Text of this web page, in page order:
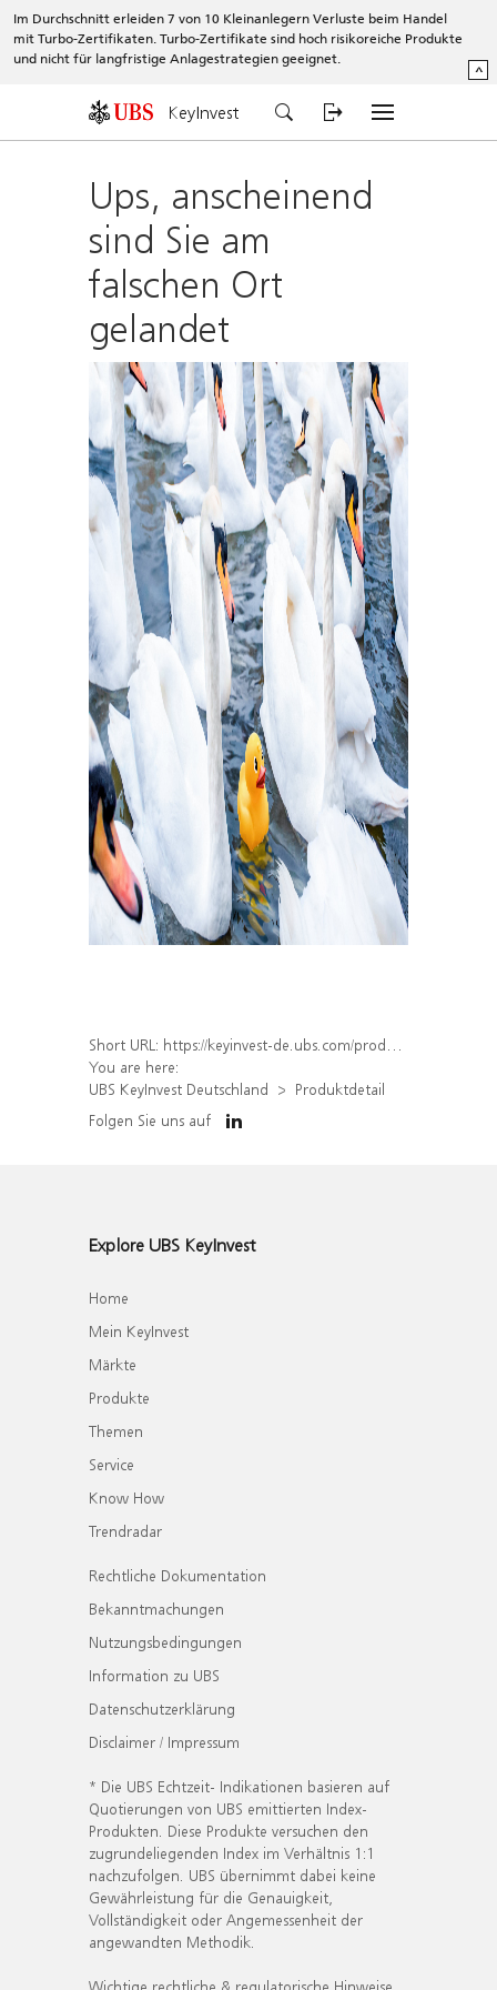
Im Durchschnitt erleiden 7 von 10 Kleinanlegern Verluste beim Handel
mit Turbo-Zertifikaten. Turbo-Zertifikate sind hoch risikoreiche Produkte
und nicht für langfristige Anlagestrategien geeignet.
^
KeyInvest
Ups, anscheinend
sind Sie am
falschen Ort
gelandet
Short URL: https://keyinvest-de.ubs.com/produkt/detail/index/isin/DE000UL8AGH5
You are here:
UBS KeyInvest Deutschland
Produktdetail
Folgen Sie uns auf
Explore UBS KeyInvest
Home
Mein KeyInvest
Märkte
Produkte
Themen
Service
Know How
Trendradar
Rechtliche Dokumentation
Bekanntmachungen
Nutzungsbedingungen
Information zu UBS
Datenschutzerklärung
Disclaimer / Impressum
* Die UBS Echtzeit- Indikationen basieren auf
Quotierungen von UBS emittierten Index-
Produkten. Diese Produkte versuchen den
zugrundeliegenden Index im Verhältnis 1:1
nachzufolgen. UBS übernimmt dabei keine
Gewährleistung für die Genauigkeit,
Vollständigkeit oder Angemessenheit der
angewandten Methodik.